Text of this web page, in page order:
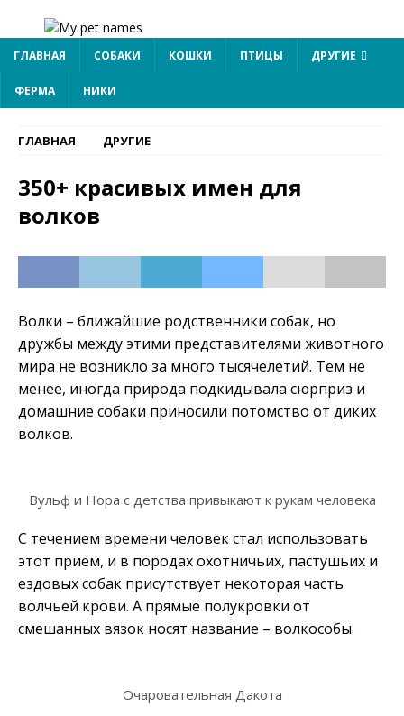
ГЛАВНАЯ СОБАКИ КОШКИ ПТИЦЫ ДРУГИЕ
ФЕРМА НИКИ
ГЛАВНАЯ ДРУГИЕ
350+ красивых имен для
волков
Волки – ближайшие родственники собак, но
дружбы между этими представителями животного
мира не возникло за много тысячелетий. Тем не
менее, иногда природа подкидывала сюрприз и
домашние собаки приносили потомство от диких
волков.
Вульф и Нора с детства привыкают к рукам человека
С течением времени человек стал использовать
этот прием, и в породах охотничьих, пастушьих и
ездовых собак присутствует некоторая часть
волчьей крови. А прямые полукровки от
смешанных вязок носят название – волкособы.
Очаровательная Дакота